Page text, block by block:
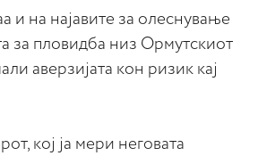
и на најавите за олеснување
за пловидба низ Ормутскиот
аверзијата кон ризик кај
кој ја мери неговата